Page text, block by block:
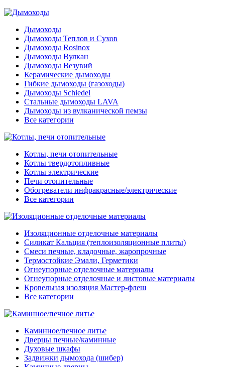
Дымоходы
Дымоходы Теплов и Сухов
Дымоходы Rosinox
Дымоходы Вулкан
Дымоходы Везувий
Керамические дымоходы
Гибкие дымоходы (газоходы)
Дымоходы Schiedel
Стальные дымоходы LAVA
Дымоходы из вулканической пемзы
Все категории
Котлы, печи отопительные
Котлы твердотопливные
Котлы электрические
Печи отопительные
Обогреватели инфракрасные/электрические
Все категории
Изоляционные отделочные материалы
Силикат Кальция (теплоизоляционные плиты)
Смеси печные, кладочные, жаропрочные
Термостойкие Эмали, Герметики
Огнеупорные отделочные материалы
Огнеупорные отделочные и листовые материалы
Кровельная изоляция Мастер-флеш
Все категории
Каминное/печное литье
Дверцы печные/каминные
Духовые шкафы
Задвижки дымохода (шибер)